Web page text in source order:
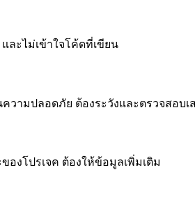
ละไม่เข้าใจโค้ดที่เขียน
วามปลอดภัย ต้องระวังและตรวจสอบเ
ของโปรเจค ต้องให้ข้อมูลเพิ่มเติม